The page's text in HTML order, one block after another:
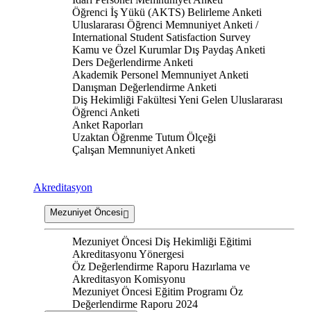
Öğrenci İş Yükü (AKTS) Belirleme Anketi
Uluslararası Öğrenci Memnuniyet Anketi /
International Student Satisfaction Survey
Kamu ve Özel Kurumlar Dış Paydaş Anketi
Ders Değerlendirme Anketi
Akademik Personel Memnuniyet Anketi
Danışman Değerlendirme Anketi
Diş Hekimliği Fakültesi Yeni Gelen Uluslararası
Öğrenci Anketi
Anket Raporları
Uzaktan Öğrenme Tutum Ölçeği
Çalışan Memnuniyet Anketi
Akreditasyon
Mezuniyet Öncesi
Mezuniyet Öncesi Diş Hekimliği Eğitimi
Akreditasyonu Yönergesi
Öz Değerlendirme Raporu Hazırlama ve
Akreditasyon Komisyonu
Mezuniyet Öncesi Eğitim Programı Öz
Değerlendirme Raporu 2024